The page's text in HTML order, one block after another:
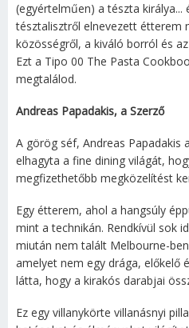
(egyértelműen) a tészta királya...
tésztalisztről elnevezett étterem
közösségről, a kiváló borról és
Ezt a Tipo 00 The Pasta
megtalálod.
Andreas Papadakis, a Szerző
A görög séf, Andreas Papadakis
elhagyta a fine dining világát,
megfizethetőbb megközelítést
Egy étterem, ahol a hangsúly
mint a technikán. Rendkívül sok
miután nem talált Melbourne-
amelyet nem egy drága, előkelő
látta, hogy a kirakós darabjai
Ez egy villanykörte villanásnyi